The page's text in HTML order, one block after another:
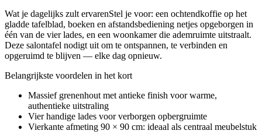
Wat je dagelijks zult ervarenStel je voor: een ochtendkoffie op het
gladde tafelblad, boeken en afstandsbediening netjes opgeborgen in
één van de vier lades, en een woonkamer die ademruimte uitstraalt.
Deze salontafel nodigt uit om te ontspannen, te verbinden en
opgeruimd te blijven — elke dag opnieuw.
Belangrijkste voordelen in het kort
Massief grenenhout met antieke finish voor warme,
authentieke uitstraling
Vier handige lades voor verborgen opbergruimte
Vierkante afmeting 90 × 90 cm: ideaal als centraal meubelstuk